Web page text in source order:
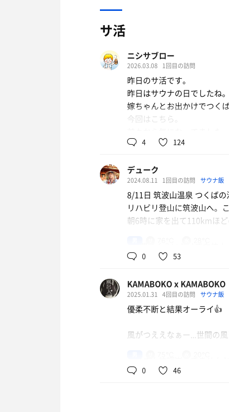
サ活
ニシサブロー
2026.03.08 1回目の訪問
昨日のサ活です。
昨日はサウナの日でしたね。
嫁ちゃんとお出かけでつくば
今回はこちら。
めっちゃ山の中。
ザ・峠道で楽しい。
あんまり車が走ってないです
案の定すれ違う車が全部、
さて、
早速浴室へGOです。
わぁお。
だいぶコンパクトですが、
自然ドーンな露天の情景が
パパッと洗ってまずは風呂
窓越しに景色を見ながらの
4 124
デューク
2024.08.11 1回目の訪問 サウナ飯
8/11日 筑波山温泉 つくばの
リハビリ登山に筑波山へ。
朝6時に家を出て110kmほ
しい風が気持ちいい。とは
さてどこに行こうか。せっ
だ。
お持ちですか？と聞かれた
満天の湯みたいなスパ銭を
0 53
KAMABOKO x KAMABOKO
2025.01.31 4回目の訪問 サウナ飯
優柔不断と結果オーライ👍️
風がつええなぁー...世間の
外で見えるは湯けむりなら
0 46